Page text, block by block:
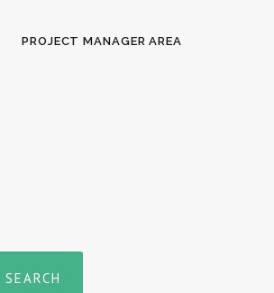
PROJECT MANAGER AREA